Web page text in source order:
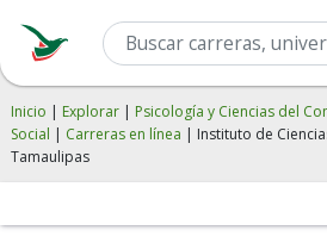
Inicio | Explorar | Psicología y Ciencias del
Social | Carreras en línea | Instituto de
Tamaulipas